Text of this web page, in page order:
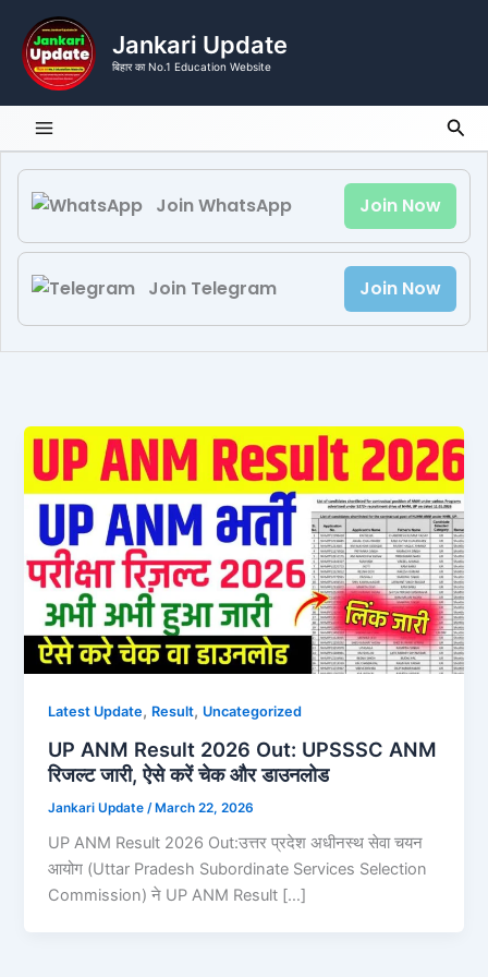
content
Jankari Update
बिहार का No.1 Education Website
Join WhatsApp Join Now
Join Telegram Join Now
Latest Update, Result, Uncategorized
UP ANM Result 2026 Out: UPSSSC ANM
रिजल्ट जारी, ऐसे करें चेक और डाउनलोड
Jankari Update /March 22, 2026
UP ANM Result 2026 Out:उत्तर प्रदेश अधीनस्थ सेवा चयन
आयोग (Uttar Pradesh Subordinate Services Selection
Commission) ने UP ANM Result […]